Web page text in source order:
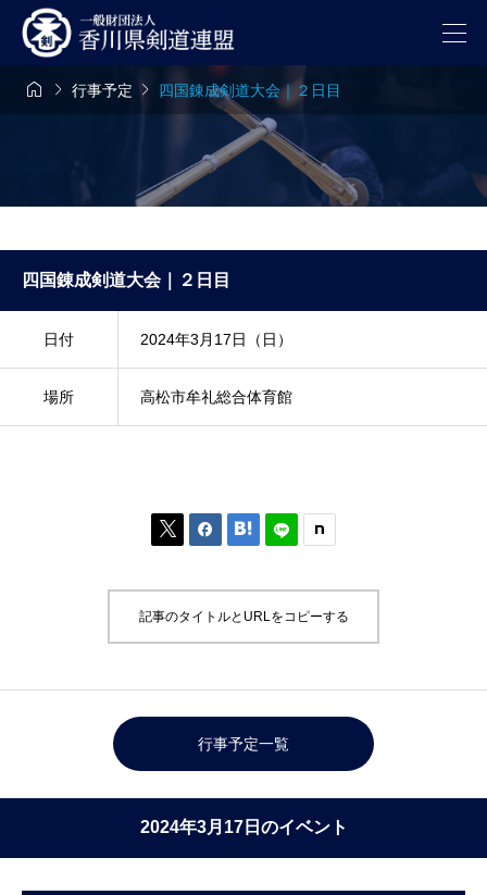
  行事予定  四国錬成剣道大会｜２日目
四国錬成剣道大会｜２日目
日付 2024年3月17日（日）
場所 高松市牟礼総合体育館
  
記事のタイトルとURLをコピーする
行事予定一覧
2024年3月17日のイベント